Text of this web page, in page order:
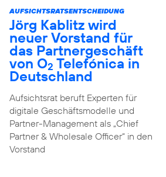
AUFSICHTSRATSENTSCHEIDUNG
Jörg Kablitz wird
neuer Vorstand für
das Partnergeschäft
von O2 Telefónica in
Deutschland
Aufsichtsrat beruft Experten für
digitale Geschäftsmodelle und
Partner-Management als „Chief
Partner & Wholesale Officer“ in den
Vorstand